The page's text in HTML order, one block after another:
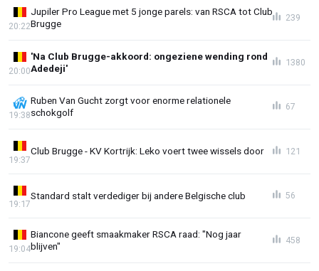
Jupiler Pro League met 5 jonge parels: van RSCA tot Club
Brugge
20:22
239
'Na Club Brugge-akkoord: ongeziene wending rond
Adedeji'
20:00
1380
Ruben Van Gucht zorgt voor enorme relationele
schokgolf
19:38
67
Club Brugge - KV Kortrijk: Leko voert twee wissels door
19:37
121
Standard stalt verdediger bij andere Belgische club
19:17
56
Biancone geeft smaakmaker RSCA raad: "Nog jaar
blijven"
19:04
458